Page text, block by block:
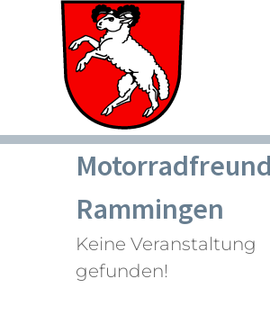
Rammingen
Keine Veranstaltung
gefunden!